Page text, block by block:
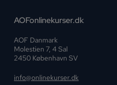
AOFonlinekurser.dk
AOF Danmark
Molestien 7, 4 Sal
2450 København SV
info@onlinekurser.dk